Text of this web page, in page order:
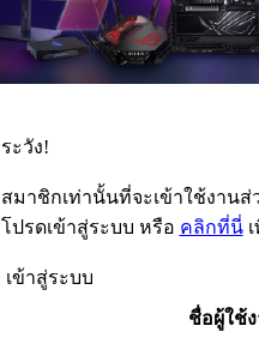
ระวัง!
สมาชิกเท่านั้นที่จะเข้าใช้งานส่
โปรดเข้าสู่ระบบ หรือ คลิกที่นี่เ
เข้าสู่ระบบ
ชื่อผู้ใช้